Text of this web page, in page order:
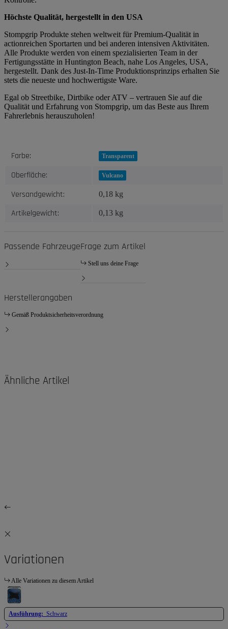
Höchste Qualität, hergestellt in den USA
Stompgrip Produkte stehen weltweit für Premium-Qualität in
actionreichen Sportarten und bei anderen intensiven Aktivitäten.
Alle Produkte werden von einem spezialisierten Team in der
Fertigungsstätte in Huntington Beach, nahe Los Angeles, USA,
hergestellt. Dank des Just-In-Time Produktionsprinzips erhalten Sie
stets die neueste und hochwertigste Ware.
Egal ob Streetbike, Dirtbike oder ATV – vertrauen Sie auf die
Qualität und Erfahrung von Stompgrip, um das Beste aus Ihrem
Fahrerlebnis herauszuholen!
Produkteigenschaft
Wert
Farbe: Transparent
Oberfläche: Vulcano
Versandgewicht: 0,18 kg
Artikelgewicht: 0,13 kg
Passende FahrzeugeFrage zum Artikel
Stell uns deine Frage
Herstellerangaben
Gemäß Produktsicherheitsverordnung
Ähnliche Artikel
Variationen
Alle Variationen zu diesem Artikel
Ausführung: Schwarz